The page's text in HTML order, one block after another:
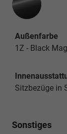
Außenfarbe
1Z - Black
Sitzbezüge in
Sonstiges